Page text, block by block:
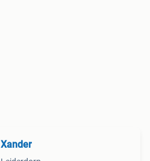
Xander